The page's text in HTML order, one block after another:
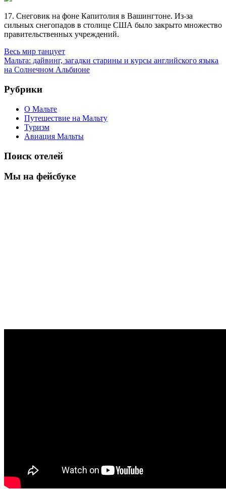
17. Снеговик на фоне Капитолия в Вашингтоне. Из-за
сильных снегопадов в столице США было закрыто множество
правительственных учреждений.
Навигация
по
Предыдущая
запись:
Весь мир танцует
Следующая
запись:
Мальта: дайвинг, загадки старины и курсы английского языка
на Солнечном Альбионе
Рубрики
О Мальте
Путешествие на Мальту
Туризм
Авиация Мальты
Поиск отелей
Мы на фейсбуке